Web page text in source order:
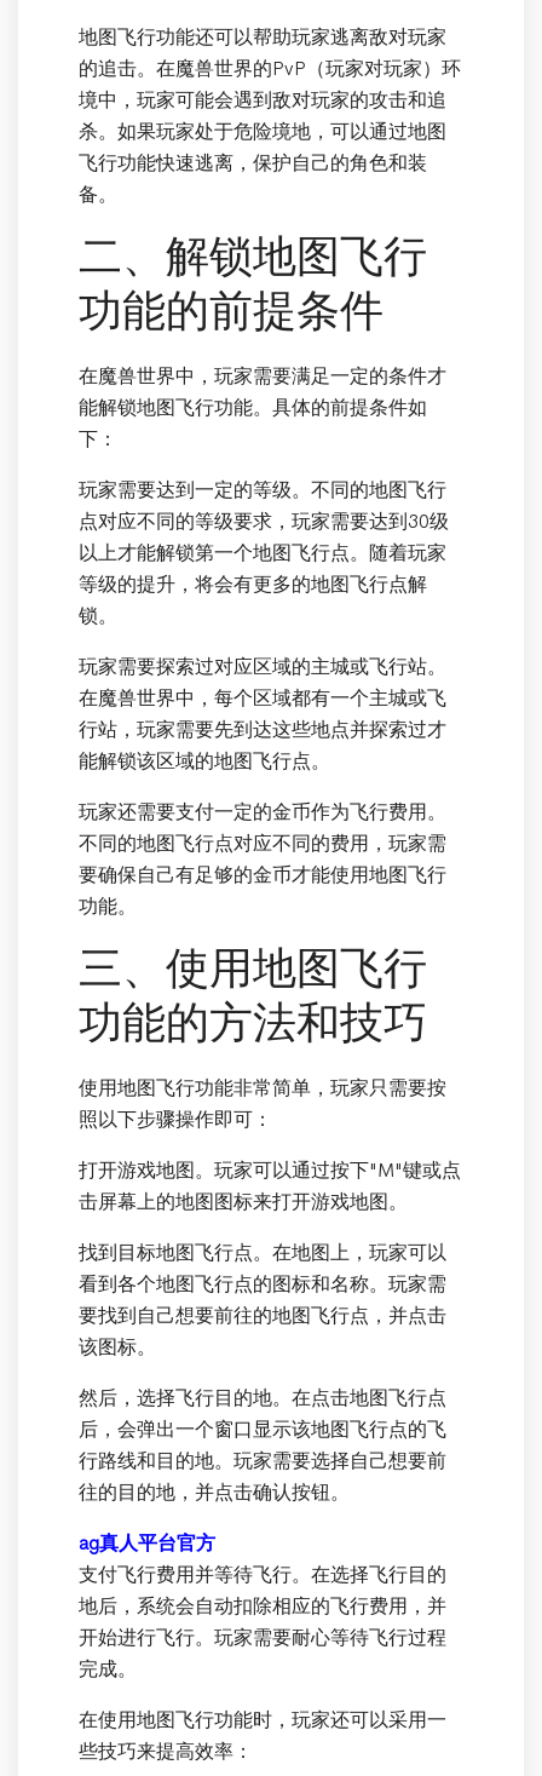
地图飞行功能还可以帮助玩家逃离敌对玩家
的追击。在魔兽世界的PvP（玩家对玩家）环
境中，玩家可能会遇到敌对玩家的攻击和追
杀。如果玩家处于危险境地，可以通过地图
飞行功能快速逃离，保护自己的角色和装
备。
二、解锁地图飞行
功能的前提条件
在魔兽世界中，玩家需要满足一定的条件才
能解锁地图飞行功能。具体的前提条件如
下：
玩家需要达到一定的等级。不同的地图飞行
点对应不同的等级要求，玩家需要达到30级
以上才能解锁第一个地图飞行点。随着玩家
等级的提升，将会有更多的地图飞行点解
锁。
玩家需要探索过对应区域的主城或飞行站。
在魔兽世界中，每个区域都有一个主城或飞
行站，玩家需要先到达这些地点并探索过才
能解锁该区域的地图飞行点。
玩家还需要支付一定的金币作为飞行费用。
不同的地图飞行点对应不同的费用，玩家需
要确保自己有足够的金币才能使用地图飞行
功能。
三、使用地图飞行
功能的方法和技巧
使用地图飞行功能非常简单，玩家只需要按
照以下步骤操作即可：
打开游戏地图。玩家可以通过按下"M"键或点
击屏幕上的地图图标来打开游戏地图。
找到目标地图飞行点。在地图上，玩家可以
看到各个地图飞行点的图标和名称。玩家需
要找到自己想要前往的地图飞行点，并点击
该图标。
然后，选择飞行目的地。在点击地图飞行点
后，会弹出一个窗口显示该地图飞行点的飞
行路线和目的地。玩家需要选择自己想要前
往的目的地，并点击确认按钮。
ag真人平台官方
支付飞行费用并等待飞行。在选择飞行目的
地后，系统会自动扣除相应的飞行费用，并
开始进行飞行。玩家需要耐心等待飞行过程
完成。
在使用地图飞行功能时，玩家还可以采用一
些技巧来提高效率：